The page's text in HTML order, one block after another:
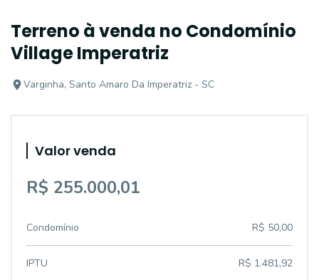
Terreno à venda no Condomínio
Village Imperatriz
Varginha, Santo Amaro Da Imperatriz - SC
Valor venda
R$ 255.000,01
Condomínio R$ 50,00
IPTU R$ 1.481,92